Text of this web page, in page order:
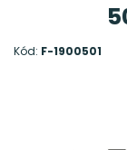
Kód: F-1900501